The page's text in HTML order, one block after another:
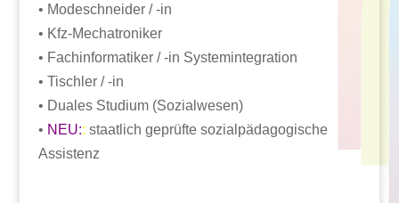
• Modeschneider / -in
• Kfz-Mechatroniker
• Fachinformatiker / -in Systemintegration
• Tischler / -in
• Duales Studium (Sozialwesen)
• NEU:: staatlich geprüfte sozialpädagogische
Assistenz